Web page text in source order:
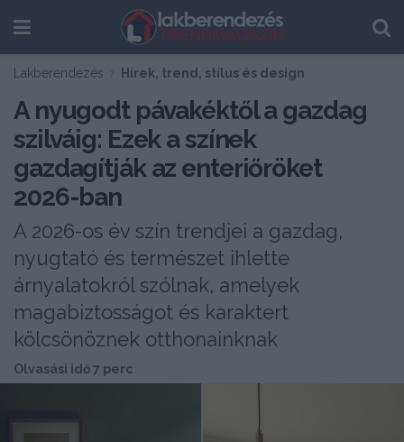
Lakberendezés Hírek, trend, stílus és design
A nyugodt pávakéktől a gazdag
szilváig: Ezek a színek
gazdagítják az enteriőröket
2026-ban
A 2026-os év szín trendjei a gazdag,
nyugtató és természet ihlette
árnyalatokról szólnak, amelyek
magabiztosságot és karaktert
kölcsönöznek otthonainknak
Olvasási idő 7 perc